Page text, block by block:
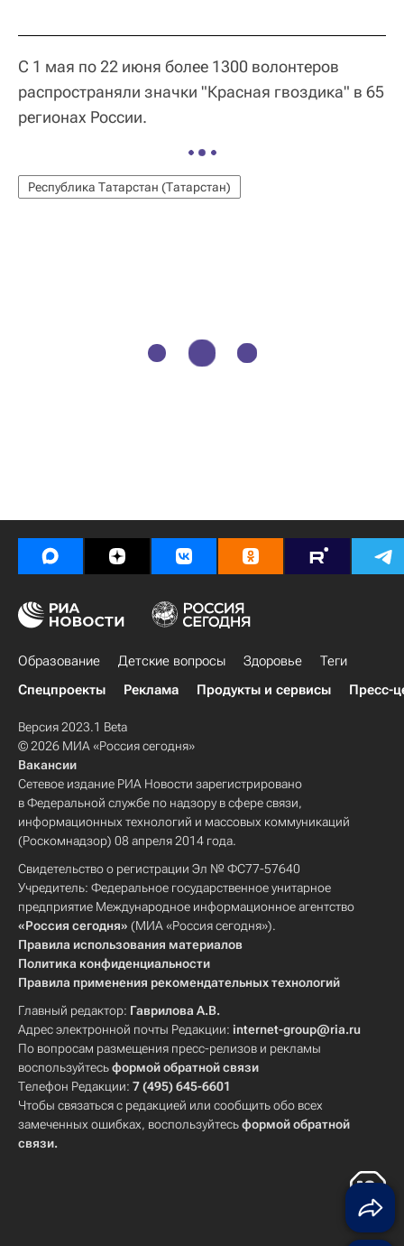
С 1 мая по 22 июня более 1300 волонтеров
распространяли значки "Красная гвоздика" в 65
регионах России.
Республика Татарстан (Татарстан)
Образование Детские вопросы Здоровье
Теги
Спецпроекты
Реклама Продукты и сервисы Пресс-
Версия 2023.1 Beta
© 2026 МИА «Россия сегодня»
Вакансии
Сетевое издание РИА Новости зарегистрировано
в Федеральной службе по надзору в сфере связи,
информационных технологий и массовых коммуникаций
(Роскомнадзор) 08 апреля 2014 года.
Свидетельство о регистрации Эл № ФС77-57640
Учредитель: Федеральное государственное унитарное
предприятие Международное информационное агентство
«Россия сегодня» (МИА «Россия сегодня»).
Правила использования материалов
Политика конфиденциальности
Правила применения рекомендательных технологий
Главный редактор: Гаврилова А.В.
Адрес электронной почты Редакции: internet-group@ria.ru
По вопросам размещения пресс-релизов и рекламы
воспользуйтесьформой обратной связи
Телефон Редакции: 7 (495) 645-6601
Чтобы связаться с редакцией или сообщить обо всех
замеченных ошибках, воспользуйтесьформой обратной
связи.